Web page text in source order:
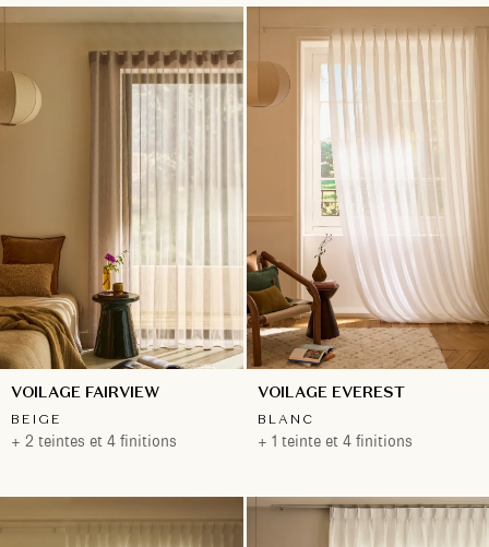
VOILAGE FAIRVIEW
BEIGE
+ 2 teintes et 4 finitions
VOILAGE EVEREST
BLANC
+ 1 teinte et 4 finitions